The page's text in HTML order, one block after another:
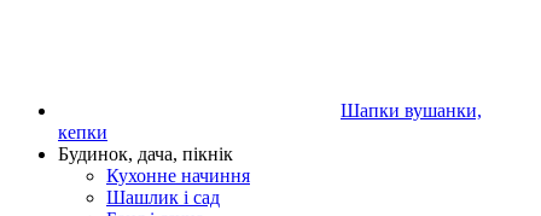
Шапки вушанки,
кепки
Будинок, дача, пікнік
Кухонне начиння
Шашлик і сад